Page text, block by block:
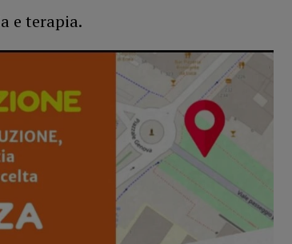
e terapia.